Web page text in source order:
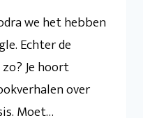
we het hebben
Echter de
Je hoort
over
Moet…